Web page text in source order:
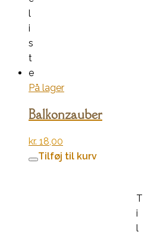
l
i
s
t
e
På lager
Balkonzauber
kr. 18,00
Tilføj til kurv
T
i
l